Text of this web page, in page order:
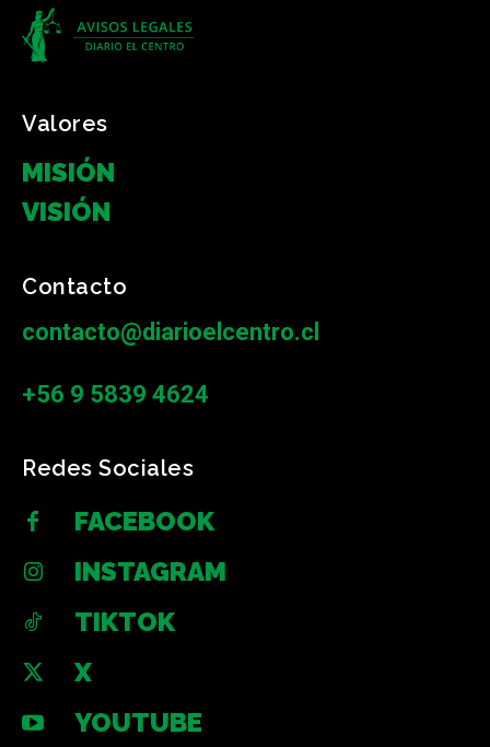
Valores
MISIÓN
VISIÓN
Contacto
contacto@diarioelcentro.cl
+56 9 5839 4624
Redes Sociales
FACEBOOK
INSTAGRAM
TIKTOK
X
YOUTUBE